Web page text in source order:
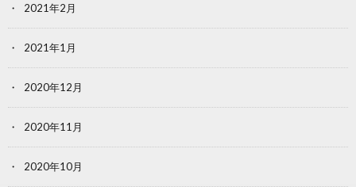
2021年2月
2021年1月
2020年12月
2020年11月
2020年10月